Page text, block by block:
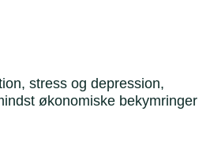
stress og depression,
økonomiske bekymringer